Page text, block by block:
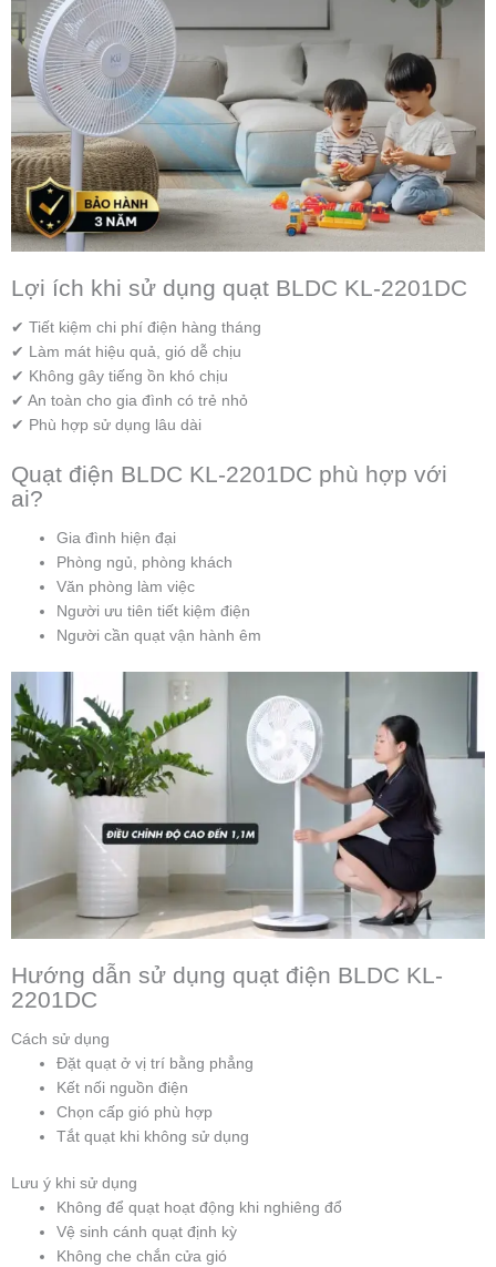
Lợi ích khi sử dụng quạt BLDC KL-2201DC
✔ Tiết kiệm chi phí điện hàng tháng
✔ Làm mát hiệu quả, gió dễ chịu
✔ Không gây tiếng ồn khó chịu
✔ An toàn cho gia đình có trẻ nhỏ
✔ Phù hợp sử dụng lâu dài
Quạt điện BLDC KL-2201DC phù hợp với
ai?
Gia đình hiện đại
Phòng ngủ, phòng khách
Văn phòng làm việc
Người ưu tiên tiết kiệm điện
Người cần quạt vận hành êm
Hướng dẫn sử dụng quạt điện BLDC KL-
2201DC
Cách sử dụng
Đặt quạt ở vị trí bằng phẳng
Kết nối nguồn điện
Chọn cấp gió phù hợp
Tắt quạt khi không sử dụng
Lưu ý khi sử dụng
Không để quạt hoạt động khi nghiêng đổ
Vệ sinh cánh quạt định kỳ
Không che chắn cửa gió